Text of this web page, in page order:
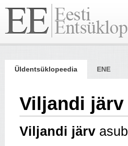
Üldentsüklopeedia ENE
Viljandi järv
Viljandi järv asub